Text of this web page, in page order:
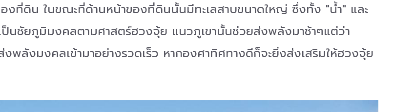
งที่ดิน ในขณะที่ด้านหน้าของที่ดินนั้นมีทะเลสาบขนาดใหญ่ ซึ่งทั้ง "น้ำ" และ
ป็นชัยภูมิมงคลตามศาสตร์ฮวงจุ้ย แนวภูเขานั้นช่วยส่งพลังมาช้าๆแต่ว่า
พลังมงคลเข้ามาอย่างรวดเร็ว หากองศาทิศทางดีก็จะยิ่งส่งเสริมให้ฮวงจุ้ย